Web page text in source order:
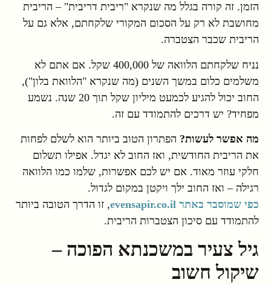
הזמן. זה קורה בגלל מה שנקרא "ריבית דריבית" – הריבית
מחושבת לא רק על הסכום המקורי שלקחתם, אלא גם על
הריבית שכבר הצטברה.
נניח שלקחתם הלוואה של 400,000 שקל. אם אתם לא
משלמים כלום במשך השנים (מה שנקרא "הלוואת בלון"),
החוב יכול להגיע לכמעט מיליון שקל תוך 20 שנה. נשמע
מפחיד? יש דרכים להתמודד עם זה.
מה אפשר לעשות? הפתרון הטוב ביותר הוא לשלם לפחות
את הריבית החודשית, ואז החוב לא יגדל. אפילו תשלום
חלקי עוזר מאוד. אם יש לכם אפשרות, שלמו כמו הלוואה
רגילה – ואז החוב ילך ויקטן במקום לגדול.
כפי שמוסבר באתר evensapir.co.il
, זו הדרך הטובה ביותר
להתמודד עם סיכון הצטברות הריבית.
גיל צעיר במשכנתא הפוכה –
שיקול חשוב